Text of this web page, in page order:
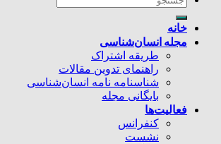
خانه
مجله انسان‌شناسی
طریقه اشتراک
راهنمای تدوین مقالات
شناسنامه نامه انسان‌شناسی
بایگانی مجله
فعالیت‌ها
کنفرانس
نشست